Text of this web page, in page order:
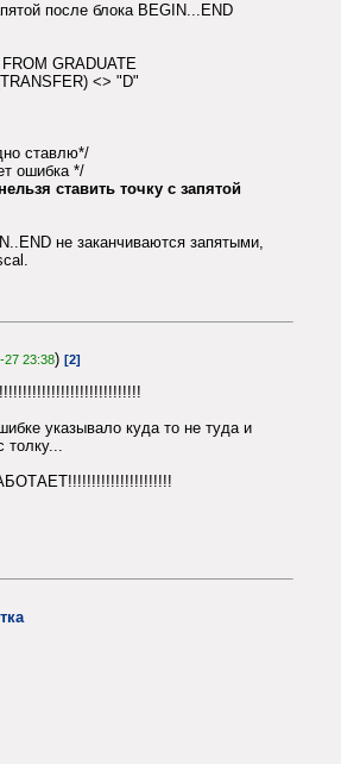
после блока BEGIN...END
GRADUATE
<> "D"
ставлю*/
ошибка */
ставить точку с запятой
не заканчиваются запятыми,
27 23:38) [2]
указывало куда то не туда и
толку...